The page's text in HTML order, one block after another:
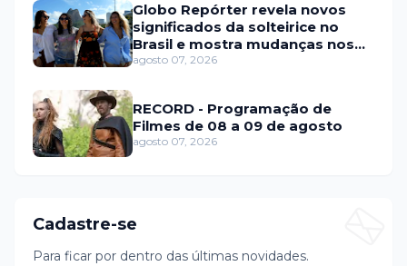
Globo Repórter revela novos
significados da solteirice no
Brasil e mostra mudanças nos
relacionamentos
agosto 07, 2026
RECORD - Programação de
Filmes de 08 a 09 de agosto
agosto 07, 2026
Cadastre-se
Para ficar por dentro das últimas novidades.